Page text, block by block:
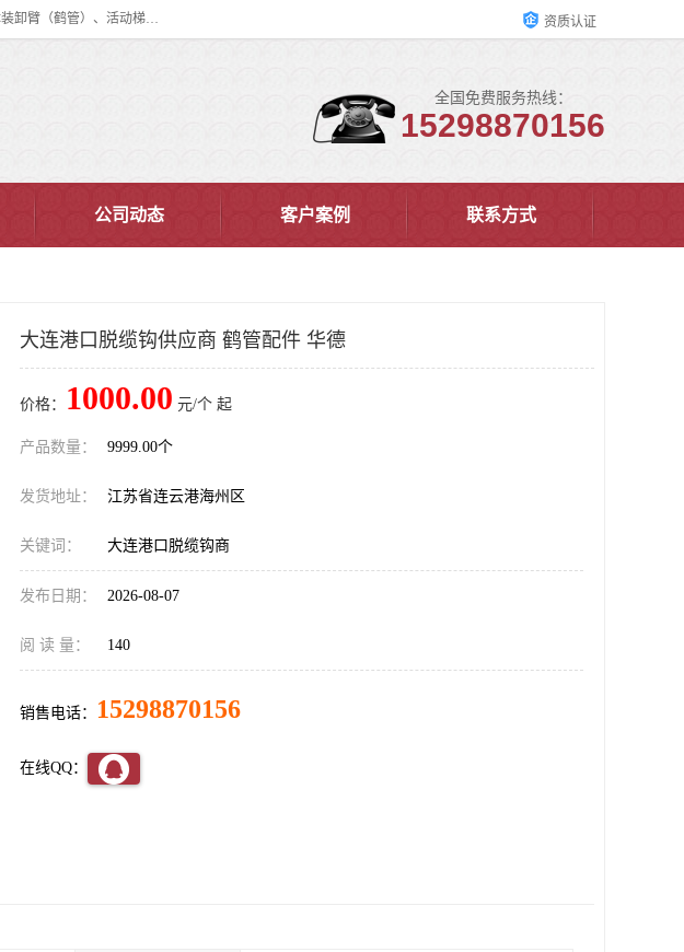
连云港华德石油化工机械有限公司（原连云港石油化工机械总厂），始创于1982年，是从事码头船用流体装卸臂、陆用流体装卸臂（鹤管）、活动梯、钢构平台、定量装车系统等全系列流体装卸设备的设计、制造、销售以及服务的专业供应商。 资质认证
全国免费服务热线：
15298870156
公司动态 客户案例 联系方式
大连港口脱缆钩供应商 鹤管配件 华德
价格： 1000.00 元/个 起
产品数量： 9999.00个
发货地址： 江苏省连云港海州区
关键词： 大连港口脱缆钩商
发布日期： 2026-08-07
阅 读 量： 140
销售电话： 15298870156
在线QQ：